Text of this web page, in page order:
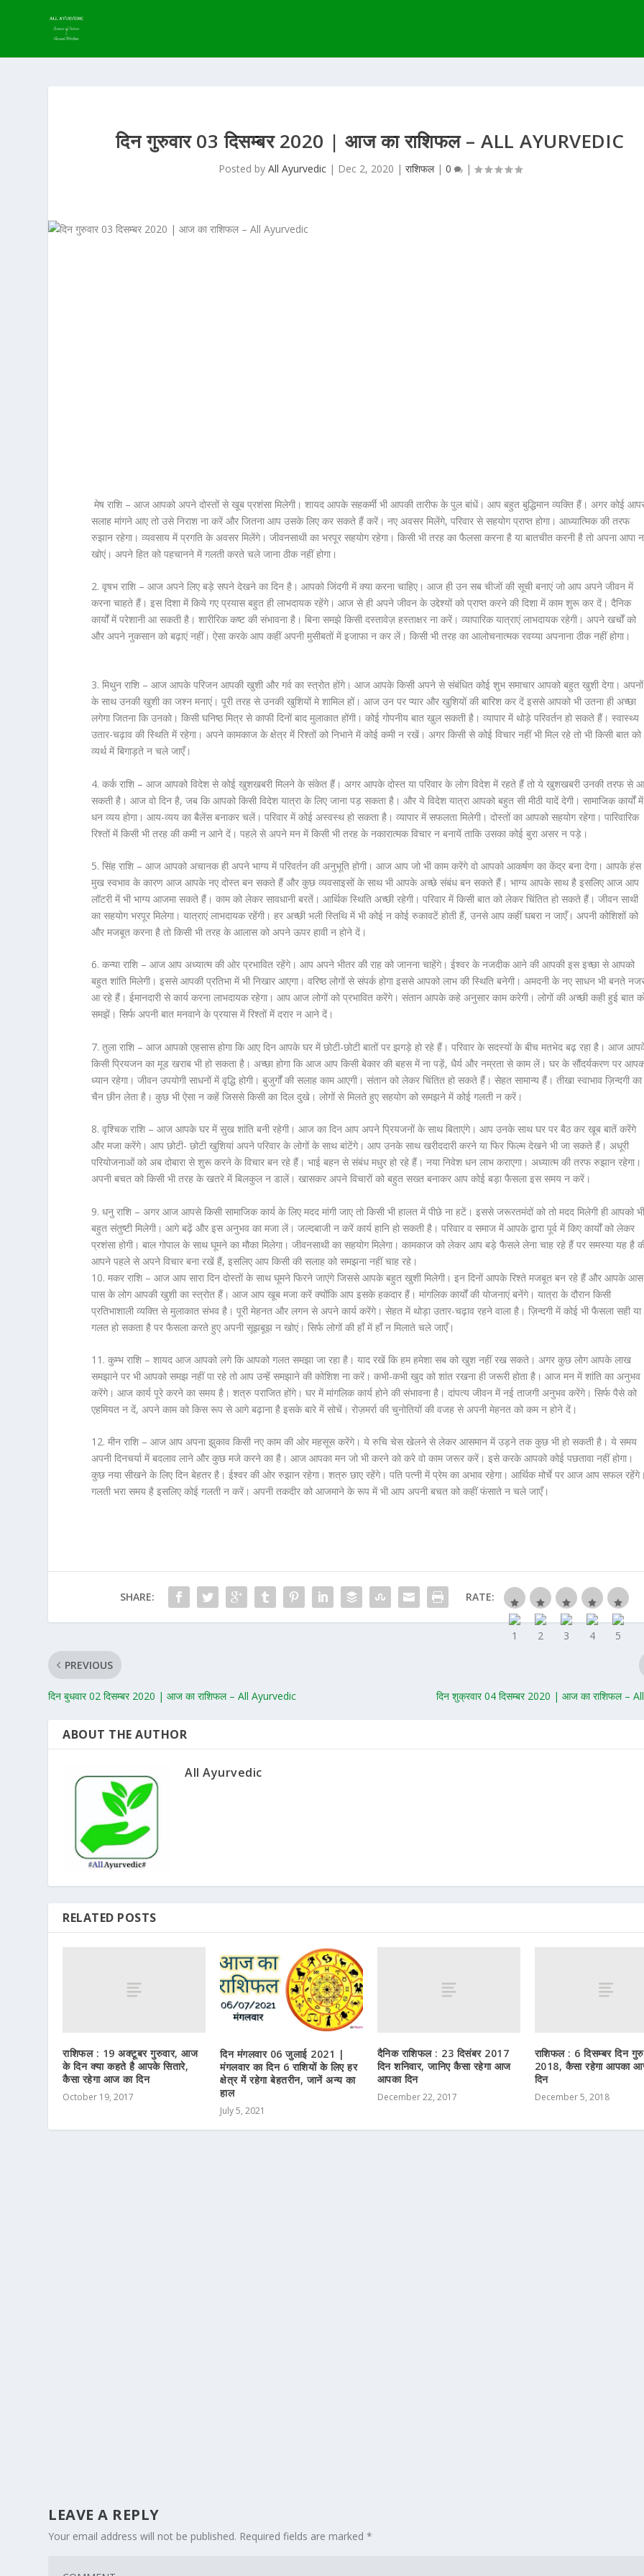
दिन गुरुवार 03 दिसम्बर 2020 | आज का राशिफल – ALL AYURVEDIC
Posted by All Ayurvedic| Dec 2, 2020 | राशिफल| 0 |
मेष राशि – आज आपको अपने दोस्तों से खूब प्रशंसा मिलेगी। शायद आपके सहकर्मी भी आपकी तारीफ के पुल बांधें। आप बहुत बुद्धिमान व्यक्ति हैं। अगर कोई
सलाह मांगने आए तो उसे निराश ना करें और जितना आप उसके लिए कर सकते हैं करें। नए अवसर मिलेंगे, परिवार से सहयोग प्राप्त होगा। आध्यात्मिक की तरफ
रुझान रहेगा। व्यवसाय में प्रगति के अवसर मिलेंगे। जीवनसाथी का भरपूर सहयोग रहेगा। किसी भी तरह का फैलसा करना है या बातचीत करनी है तो अपना आपा न
खोएं। अपने हित को पहचानने में गलती करते चले जाना ठीक नहीं होगा।
2. वृषभ राशि – आज अपने लिए बड़े सपने देखने का दिन है। आपको जिंदगी में क्या करना चाहिए। आज ही उन सब चीजों की सूची बनाएं जो आप अपने जीवन में
करना चाहते हैं। इस दिशा में किये गए प्रयास बहुत ही लाभदायक रहेंगे। आज से ही अपने जीवन के उद्देश्यों को प्राप्त करने की दिशा में काम शुरू कर दें। दैनिक
कार्यों में परेशानी आ सकती है। शारीरिक कष्ट की संभावना है। बिना समझे किसी दस्तावेज़ हस्ताक्षर ना करें। व्यापारिक यात्राएं लाभदायक रहेगी। अपने खर्चों को
और अपने नुकसान को बढ़ाएं नहीं। ऐसा करके आप कहीं अपनी मुसीबतों में इजाफा न कर लें। किसी भी तरह का आलोचनात्मक रवय्या अपनाना ठीक नहीं होगा।
3. मिथुन राशि – आज आपके परिजन आपकी खुशी और गर्व का स्त्रोत होंगे। आज आपके किसी अपने से संबंधित कोई शुभ समाचार आपको बहुत खुशी देगा। अपनों
के साथ उनकी खुशी का जश्न मनाएं। पूरी तरह से उनकी खुशियों मे शामिल हों। आज उन पर प्यार और खुशियों की बारिश कर दें इससे आपको भी उतना ही अच्छा
लगेगा जितना कि उनको। किसी घनिष्ठ मित्र से काफी दिनों बाद मुलाकात होंगी। कोई गोपनीय बात खुल सकती है। व्यापार में थोड़े परिवर्तन हो सकते हैं। स्वास्थ्य
उतार-चढ़ाव की स्थिति में रहेगा। अपने कामकाज के क्षेत्र में रिश्तों को निभाने में कोई कमी न रखें। अगर किसी से कोई विचार नहीं भी मिल रहे तो भी किसी बात को
व्यर्थ में बिगाड़ते न चले जाएँ।
4. कर्क राशि – आज आपको विदेश से कोई खुशखबरी मिलने के संकेत हैं। अगर आपके दोस्त या परिवार के लोग विदेश में रहते हैं तो ये खुशखबरी उनकी तरफ से
सकती है। आज वो दिन है, जब कि आपको किसी विदेश यात्रा के लिए जाना पड़ सकता है। और ये विदेश यात्रा आपको बहुत सी मीठी यादें देगी। सामाजिक कार्यों में
धन व्यय होगा। आय-व्यय का बैलेंस बनाकर चलें। परिवार में कोई अस्वस्थ हो सकता है। व्यापार में सफलता मिलेगी। दोस्तों का आपको सहयोग रहेगा। पारिवारिक
रिश्तों में किसी भी तरह की कमी न आने दें। पहले से अपने मन में किसी भी तरह के नकारात्मक विचार न बनायें ताकि उसका कोई बुरा असर न पड़े।
5. सिंह राशि – आज आपको अचानक ही अपने भाग्य में परिवर्तन की अनुभूति होगी। आज आप जो भी काम करेंगे वो आपको आकर्षण का केंद्र बना देगा। आपके हंस
मुख स्वभाव के कारण आज आपके नए दोस्त बन सकते हैं और कुछ व्यवसाइसों के साथ भी आपके अच्छे संबंध बन सकते हैं। भाग्य आपके साथ है इसलिए आज आप
लॉटरी में भी भाग्य आजमा सकते हैं। काम को लेकर सावधानी बरतें। आर्थिक स्थिति अच्छी रहेगी। परिवार में किसी बात को लेकर चिंतित हो सकते हैं। जीवन साथी
का सहयोग भरपूर मिलेगा। यात्राएं लाभदायक रहेंगी। हर अच्छी भली स्तिथि में भी कोई न कोई रुकावटें होती हैं, उनसे आप कहीं घबरा न जाएँ। अपनी कोशिशों को
और मजबूत करना है तो किसी भी तरह के आलास को अपने ऊपर हावी न होने दें।
6. कन्या राशि – आज आप अध्यात्म की ओर प्रभावित रहेंगे। आप अपने भीतर की राह को जानना चाहेंगे। ईश्वर के नजदीक आने की आपकी इस इच्छा से आपको
बहुत शांति मिलेगी। इससे आपकी प्रतिभा में भी निखार आएगा। वरिष्ठ लोगों से संपर्क होगा इससे आपको लाभ की स्थिति बनेगी। अमदनी के नए साधन भी बनते
आ रहे हैं। ईमानदारी से कार्य करना लाभदायक रहेगा। आप आज लोगों को प्रभावित करेंगे। संतान आपके कहे अनुसार काम करेगी। लोगों की अच्छी कही हुई बात
समझें। सिर्फ अपनी बात मनवाने के प्रयास में रिश्तों में दरार न आने दें।
7. तुला राशि – आज आपको एहसास होगा कि आए दिन आपके घर में छोटी-छोटी बातों पर झगड़े हो रहे हैं। परिवार के सदस्यों के बीच मतभेद बढ़ रहा है। आज
किसी प्रियजन का मूड खराब भी हो सकता है। अच्छा होगा कि आज आप किसी बेकार की बहस में ना पड़ें, धैर्य और नम्रता से काम लें। घर के सौंदर्यकरण पर
ध्यान रहेगा। जीवन उपयोगी साधनों में वृद्धि होगी। बुजुर्गों की सलाह काम आएगी। संतान को लेकर चिंतित हो सकते हैं। सेहत सामान्य हैं। तीखा स्वाभाव ज़िन्दगी का
चैन छीन लेता है। कुछ भी ऐसा न कहें जिससे किसी का दिल दुखे। लोगों से मिलते हुए सहयोग को समझने में कोई गलती न करें।
8. वृश्चिक राशि – आज आपके घर में सुख शांति बनी रहेगी। आज का दिन आप अपने प्रियजनों के साथ बिताएंगे। आप उनके साथ घर पर बैठ कर खूब बातें करेंगे
और मजा करेंगे। आप छोटी- छोटी खुशियां अपने परिवार के लोगों के साथ बांटेंगे। आप उनके साथ खरीददारी करने या फिर फिल्म देखने भी जा सकते हैं। अधूरी
परियोजनाओं को अब दोबारा से शुरू करने के विचार बन रहे हैं। भाई बहन से संबंध मधुर हो रहे हैं। नया निवेश धन लाभ कराएगा। अध्यात्म की तरफ रुझान रहेगा।
अपनी बचत को किसी भी तरह के खतरे में बिलकुल न डालें। खासकर अपने विचारों को बहुत सख्त बनाकर आप कोई बड़ा फैसला इस समय न करें।
9. धनु राशि – अगर आज आपसे किसी सामाजिक कार्य के लिए मदद मांगी जाए तो किसी भी हालत में पीछे ना हटें। इससे जरूरतमंदों को तो मदद मिलेगी ही आपको
बहुत संतुष्टी मिलेगी। आगे बढ़ें और इस अनुभव का मजा लें। जल्दबाजी न करें कार्य हानि हो सकती है। परिवार व समाज में आपके द्वारा पूर्व में किए कार्यों को लेकर
प्रशंसा होगी। बाल गोपाल के साथ घूमने का मौका मिलेगा। जीवनसाथी का सहयोग मिलेगा। कामकाज को लेकर आप बड़े फैसले लेना चाह रहे हैं पर समस्या यह है
आपने पहले से अपने विचार बना रखें हैं, इसलिए आप किसी की सलाह को समझना नहीं चाह रहे।
10. मकर राशि – आज आप सारा दिन दोस्तों के साथ घूमने फिरने जाएंगे जिससे आपके बहुत खुशी मिलेगी। इन दिनों आपके रिश्ते मजबूत बन रहे हैं और आपके
पास के लोग आपकी खुशी का स्त्रोत हैं। आज आप खूब मजा करें क्योंकि आप इसके हकदार हैं। मांगलिक कार्यों की योजनाएं बनेंगे। यात्रा के दौरान किसी
प्रतिभाशाली व्यक्ति से मुलाकात संभव है। पूरी मेहनत और लगन से अपने कार्य करेंगे। सेहत में थोड़ा उतार-चढ़ाव रहने वाला है। ज़िन्दगी में कोई भी फैसला सही या
गलत हो सकता है पर फैसला करते हुए अपनी सूझबूझ न खोएं। सिर्फ लोगों की हाँ में हाँ न मिलाते चले जाएँ।
11. कुम्भ राशि – शायद आज आपको लगे कि आपको गलत समझा जा रहा है। याद रखें कि हम हमेशा सब को खुश नहीं रख सकते। अगर कुछ लोग आपके लाख
समझाने पर भी आपको समझ नहीं पा रहे तो आप उन्हें समझाने की कोशिश ना करें। कभी-कभी खुद को शांत रखना ही जरूरी होता है। आज मन में शांति का अनुभव
करेंगे। आज कार्य पूरे करने का समय है। शत्रु पराजित होंगे। घर में मांगलिक कार्य होने की संभावना है। दांपत्य जीवन में नई ताजगी अनुभव करेंगे। सिर्फ पैसे को
एहमियत न दें, अपने काम को किस रूप से आगे बढ़ाना है इसके बारे में सोचें। रोज़मर्रा की चुनोतियों की वजह से अपनी मेहनत को कम न होने दें।
12. मीन राशि – आज आप अपना झुकाव किसी नए काम की ओर महसूस करेंगे। ये रुचि चेस खेलने से लेकर आसमान में उड़ने तक कुछ भी हो सकती है। ये समय
अपनी दिनचर्या में बदलाव लाने और कुछ मजे करने का है। आज आपका मन जो भी करने को करे वो काम जरूर करें। इसे करके आपको कोई पछतावा नहीं होगा।
कुछ नया सीखने के लिए दिन बेहतर है। ईश्वर की ओर रुझान रहेगा। शत्रु छाए रहेंगे। पति पत्नी में प्रेम का अभाव रहेगा। आर्थिक मोर्चे पर आज आप सफल
गलती भरा समय है इसलिए कोई गलती न करें। अपनी तकदीर को आजमाने के रूप में भी आप अपनी बचत को कहीं फंसाते न चले जाएँ।
SHARE: RATE:
PREVIOUS
दिन बुधवार 02 दिसम्बर 2020 | आज का राशिफल – All Ayurvedic दिन शुक्रवार 04 दिसम्बर 2020 | आज का राशिफल –
ABOUT THE AUTHOR
All Ayurvedic
RELATED POSTS
राशिफल : 19 अक्टूबर गुरुवार, आज
के दिन क्या कहते है आपके सितारे,
कैसा रहेगा आज का दिन
October 19, 2017
दिन मंगलवार 06 जुलाई 2021 |
मंगलवार का दिन 6 राशियों के लिए हर
क्षेत्र में रहेगा बेहतरीन, जानें अन्य का
हाल
July 5, 2021
दैनिक राशिफल : 23 दिसंबर 2017
दिन शनिवार, जानिए कैसा रहेगा आज
आपका दिन
December 22, 2017
राशिफल : 6 दिसम्बर दिन
2018, कैसा रहेगा आपका
दिन
December 5, 2018
LEAVE A REPLY
Your email address will not be published. Required fields are marked*